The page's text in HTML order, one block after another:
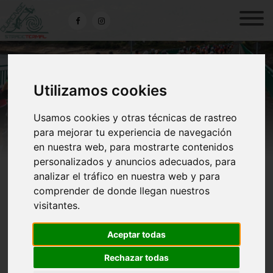
Utilizamos cookies
Usamos cookies y otras técnicas de rastreo
para mejorar tu experiencia de navegación
en nuestra web, para mostrarte contenidos
personalizados y anuncios adecuados, para
analizar el tráfico en nuestra web y para
comprender de donde llegan nuestros
visitantes.
Aceptar todas
Rechazar todas
Alojamiento · HOTEL
BALNEARIO LOBIOS